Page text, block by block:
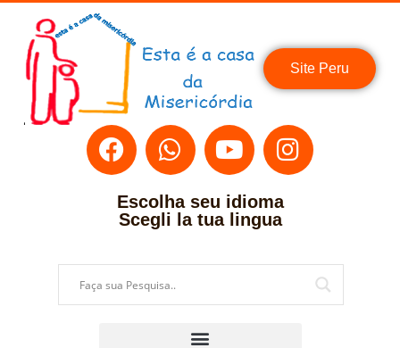
Site Peru
Escolha seu idioma
Scegli la tua lingua